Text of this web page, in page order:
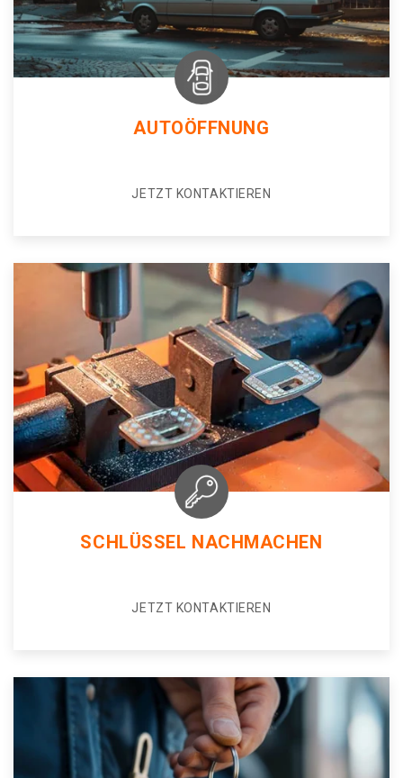
AUTOÖFFNUNG
JETZT KONTAKTIEREN
SCHLÜSSEL NACHMACHEN
JETZT KONTAKTIEREN